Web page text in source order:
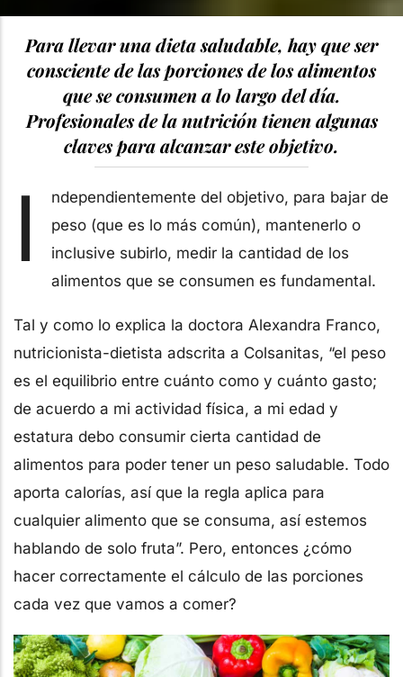
Para llevar una dieta saludable, hay que ser
consciente de las porciones de los alimentos
que se consumen a lo largo del día.
Profesionales de la nutrición tienen algunas
claves para alcanzar este objetivo.
I
ndependientemente del objetivo, para bajar de
peso (que es lo más común), mantenerlo o
inclusive subirlo, medir la cantidad de los
alimentos que se consumen es fundamental.
Tal y como lo explica la doctora Alexandra Franco,
nutricionista-dietista adscrita a Colsanitas, “el peso
es el equilibrio entre cuánto como y cuánto gasto;
de acuerdo a mi actividad física, a mi edad y
estatura debo consumir cierta cantidad de
alimentos para poder tener un peso saludable. Todo
aporta calorías, así que la regla aplica para
cualquier alimento que se consuma, así estemos
hablando de solo fruta”. Pero, entonces ¿cómo
hacer correctamente el cálculo de las porciones
cada vez que vamos a comer?